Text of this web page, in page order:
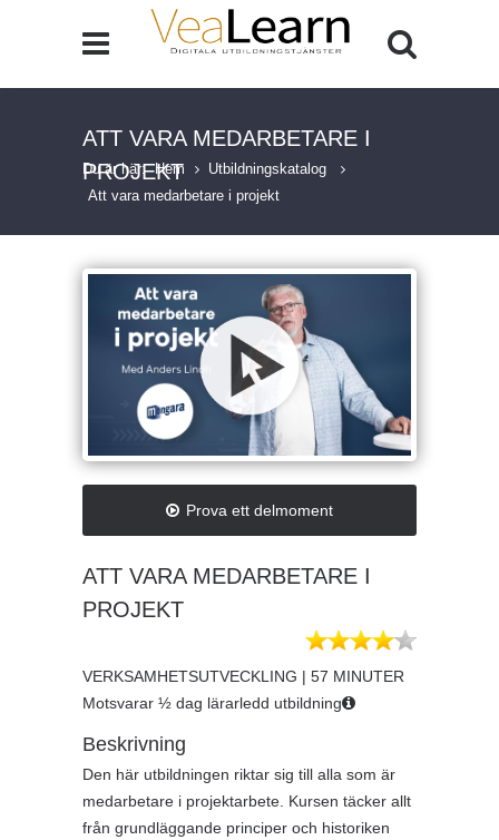
ATT VARA MEDARBETARE I
PROJEKT
Du är här: Hem
Utbildningskatalog
Att vara medarbetare i projekt
Prova ett delmoment
ATT VARA MEDARBETARE I
PROJEKT
VERKSAMHETSUTVECKLING | 57 MINUTER
Motsvarar ½ dag lärarledd utbildning
Beskrivning
Den här utbildningen riktar sig till alla som är
medarbetare i projektarbete. Kursen täcker allt
från grundläggande principer och historiken